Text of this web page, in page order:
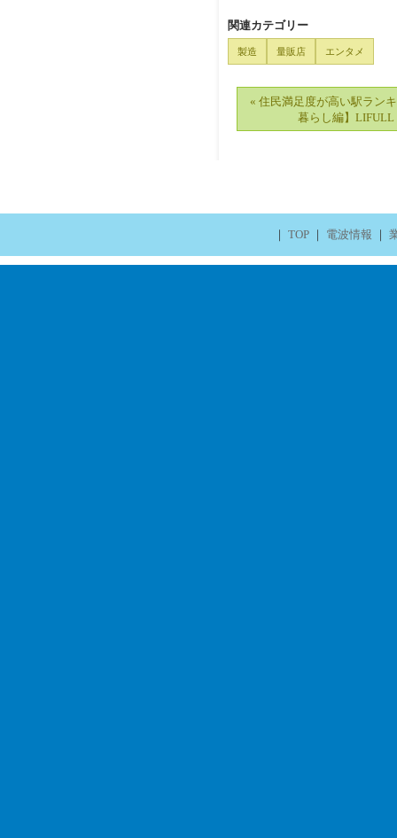
関連カテゴリー
製造 量販店 エンタメ
« 住民満足度が高い駅ラン
暮らし編】LIFULL
｜ TOP｜ 電波情報 ｜